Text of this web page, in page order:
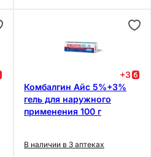
+3
Комбалгин Айс 5%+3%
гель для наружного
применения 100 г
В наличии в 3 аптеках